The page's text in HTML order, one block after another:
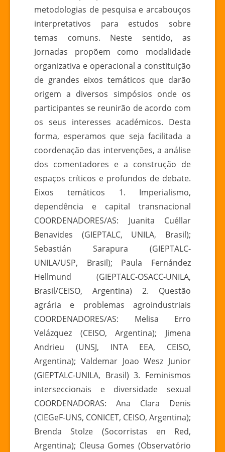
metodologias de pesquisa e arcabouços
interpretativos para estudos sobre
temas comuns. Neste sentido, as
Jornadas propõem como modalidade
organizativa e operacional a constituição
de grandes eixos temáticos que darão
origem a diversos simpósios onde os
participantes se reunirão de acordo com
os seus interesses académicos. Desta
forma, esperamos que seja facilitada a
coordenação das intervenções, a análise
dos comentadores e a construção de
espaços críticos e profundos de debate.
Eixos temáticos 1. Imperialismo,
dependência e capital transnacional
COORDENADORES/AS: Juanita Cuéllar
Benavides (GIEPTALC, UNILA, Brasil);
Sebastián Sarapura (GIEPTALC-
UNILA/USP, Brasil); Paula Fernández
Hellmund (GIEPTALC-OSACC-UNILA,
Brasil/CEISO, Argentina) 2. Questão
agrária e problemas agroindustriais
COORDENADORES/AS: Melisa Erro
Velázquez (CEISO, Argentina); Jimena
Andrieu (UNSJ, INTA EEA, CEISO,
Argentina); Valdemar Joao Wesz Junior
(GIEPTALC-UNILA, Brasil) 3. Feminismos
interseccionais e diversidade sexual
COORDENADORAS: Ana Clara Denis
(CIEGeF-UNS, CONICET, CEISO, Argentina);
Brenda Stolze (Socorristas en Red,
Argentina); Cleusa Gomes (Observatório